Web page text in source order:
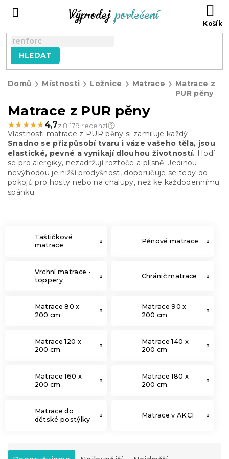
HLEDAT
Domů Místnosti Ložnice Matrace
Matrace z
PUR pěny
Matrace z PUR pěny
★★★★★
★★★★★ 4,7z 8 179 recenzí
Vlastnosti matrace z PUR pěny si zamiluje každý.
Snadno se přizpůsobí tvaru i váze vašeho těla, jsou
elastické, pevné a vynikají dlouhou životností. Hodí
se pro alergiky, nezadržují roztoče a plísně. Jedinou
nevýhodou je nižší prodyšnost, doporučuje se tedy do
pokojů pro hosty nebo na chalupy, než ke každodennímu
spánku.
Taštičkové
matrace
Pěnové matrace
Vrchní matrace -
toppery
Chránič matrace
Matrace 80 x
200 cm
Matrace 90 x
200 cm
Matrace 120 x
200 cm
Matrace 140 x
200 cm
Matrace 160 x
200 cm
Matrace 180 x
200 cm
Matrace do
dětské postýlky
Matrace v AKCI
Ř